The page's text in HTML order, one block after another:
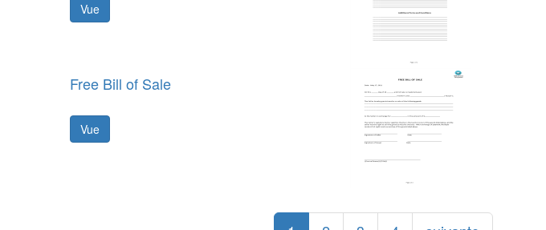
Vue
Free Bill of Sale
Vue